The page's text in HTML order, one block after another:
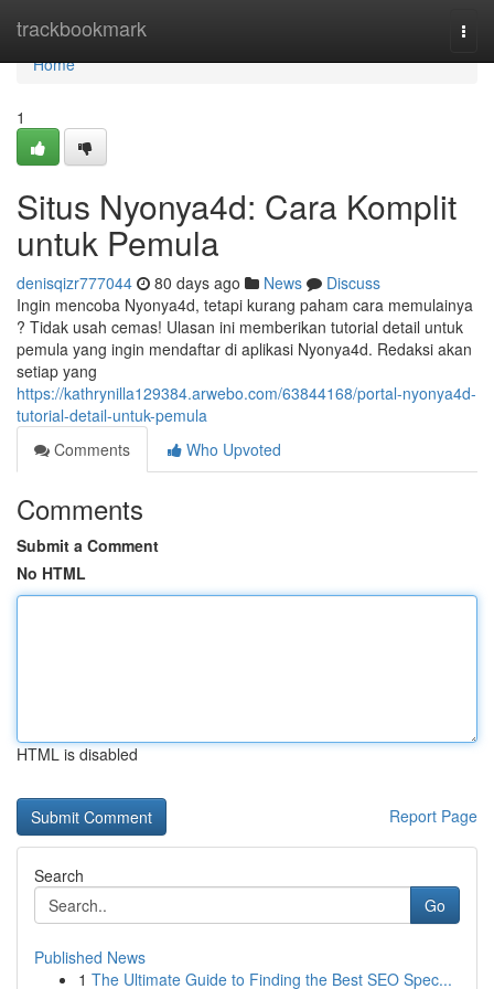
trackbookmark
Home
Home
1
Situs Nyonya4d: Cara Komplit
untuk Pemula
denisqizr777044 80 days ago News
Discuss
Ingin mencoba Nyonya4d, tetapi kurang paham cara memulainya
? Tidak usah cemas! Ulasan ini memberikan tutorial detail untuk
pemula yang ingin mendaftar di aplikasi Nyonya4d. Redaksi akan
setiap yang
https://kathrynilla129384.arwebo.com/63844168/portal-nyonya4d-
tutorial-detail-untuk-pemula
Comments
Who Upvoted
Comments
Submit a Comment
No HTML
HTML is disabled
Report Page
Search
Go
Published News
1 The Ultimate Guide to Finding the Best SEO Spec...